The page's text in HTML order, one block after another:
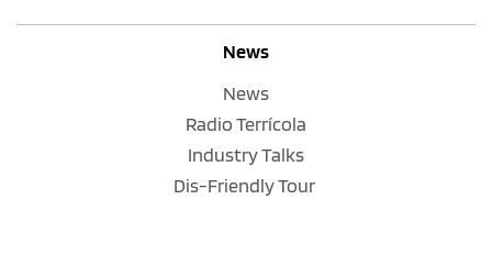
News
News
Radio Terrícola
Industry Talks
Dis-Friendly Tour